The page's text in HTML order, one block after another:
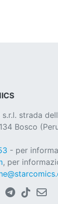
strada
Bosco
- per
, per